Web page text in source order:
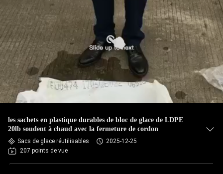
les sachets en plastique durables de bloc de glace de LDPE
20lb soudent à chaud avec la fermeture de cordon
Sacs de glace réutilisables
2025-12-25
207 points de vue